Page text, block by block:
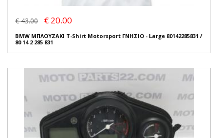
€ 43.00 € 20.00
BMW ΜΠΛΟΥΖΑΚΙ T-Shirt Motorsport ΓΝΗΣΙΟ - Large 80142285831 /
80 14 2 285 831